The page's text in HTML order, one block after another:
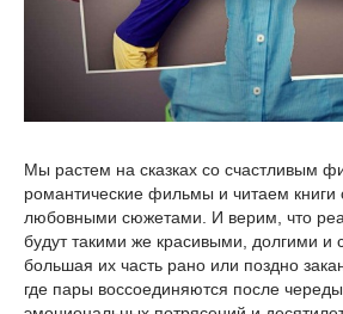
Мы растем на сказках со счастливым
романтические фильмы и читаем
любовными сюжетами. И верим, что
будут такими же красивыми, долгими и
большая их часть рано или поздно
где пары воссоединяются после череды